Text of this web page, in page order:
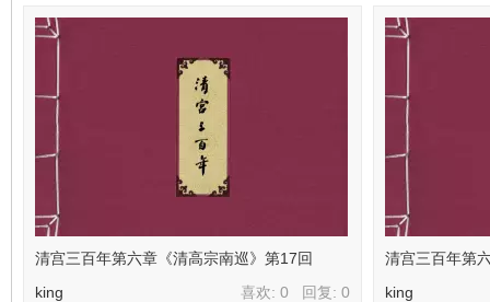
清宫三百年第六章《清高宗南巡》第17回
喜欢: 0 回复: 0
king
清宫三百年第
king